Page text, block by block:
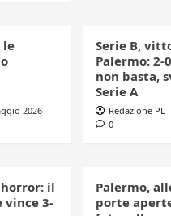
le
2026
Serie B,
Palermo: 2-
non basta,
Serie A
Redazione PL
0
horror: il
vince 3-
Palermo,
porte